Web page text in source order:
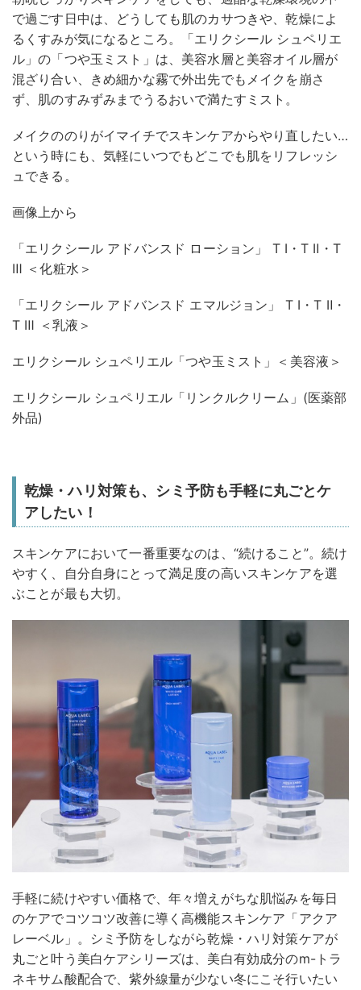
で過ごす日中は、どうしても肌のカサつきや、乾燥によ
るくすみが気になるところ。「エリクシール シュペリエ
ル」の「つや玉ミスト」は、美容水層と美容オイル層が
混ざり合い、きめ細かな霧で外出先でもメイクを崩さ
ず、肌のすみずみまでうるおいで満たすミスト。
メイクののりがイマイチでスキンケアからやり直したい…
という時にも、気軽にいつでもどこでも肌をリフレッシ
ュできる。
画像上から
「エリクシール アドバンスド ローション」 T Ⅰ・T Ⅱ・T
Ⅲ ＜化粧水＞
「エリクシール アドバンスド エマルジョン」 T Ⅰ・T Ⅱ・
T Ⅲ ＜乳液＞
エリクシール シュペリエル「つや玉ミスト」＜美容液＞
エリクシール シュペリエル「リンクルクリーム」(医薬部
外品)
乾燥・ハリ対策も、シミ予防も手軽に丸ごとケ
アしたい！
スキンケアにおいて一番重要なのは、“続けること”。続け
やすく、自分自身にとって満足度の高いスキンケアを選
ぶことが最も大切。
手軽に続けやすい価格で、年々増えがちな肌悩みを毎日
のケアでコツコツ改善に導く高機能スキンケア「アクア
レーベル」。シミ予防をしながら乾燥・ハリ対策ケアが
丸ごと叶う美白ケアシリーズは、美白有効成分のm-トラ
ネキサム酸配合で、紫外線量が少ない冬にこそ行いたい